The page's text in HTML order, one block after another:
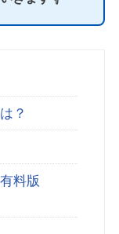
？
料版